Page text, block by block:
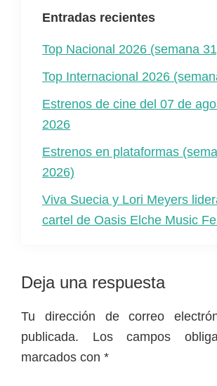
Entradas recientes
Top Nacional 2026 (semana
Top Internacional 2026
Estrenos de cine del 07 de
2026
Estrenos en plataformas
2026)
Viva Suecia y Lori Meyers
cartel de Oasis Elche Music
Interacciones
con
los
lectores
Deja una respuesta
Tu dirección de correo
publicada.
Los campos
marcados con *